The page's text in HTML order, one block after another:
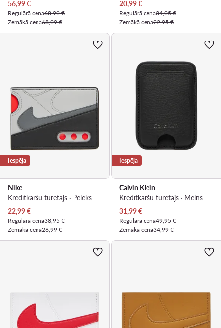
Pašreizējā cena
56,99€
Regulārā cena68,99 €
Zemākā cena68,99 €
Pašreizējā cena
20,99€
Regulārā cena34,95 €
Zemākā cena22,95 €
Iespēja
Nike
Kredītkaršu turētājs · Pelēks
Pašreizējā cena
22,99€
Regulārā cena38,95 €
Zemākā cena26,99 €
Iespēja
Calvin Klein
Kredītkaršu turētājs · Melns
Pašreizējā cena
31,99€
Regulārā cena49,95 €
Zemākā cena34,99 €